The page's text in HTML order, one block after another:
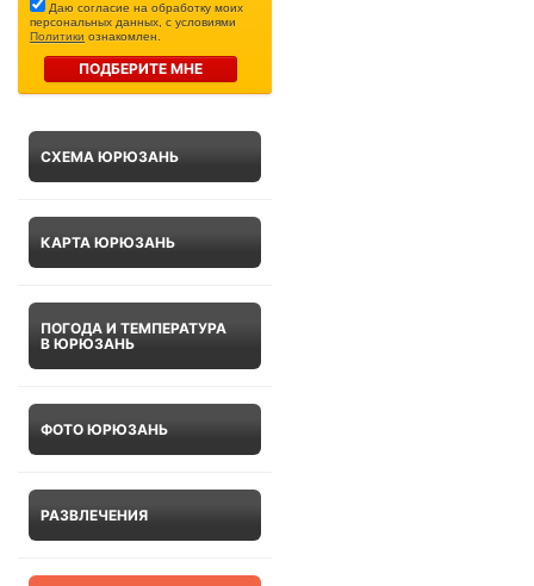
Даю согласие на обработку моих
персональных данных, с условиями
Политики ознакомлен.
ПОДБЕРИТЕ МНЕ
СХЕМА ЮРЮЗАНЬ
КАРТА ЮРЮЗАНЬ
ПОГОДА И ТЕМПЕРАТУРА
В ЮРЮЗАНЬ
ФОТО ЮРЮЗАНЬ
РАЗВЛЕЧЕНИЯ